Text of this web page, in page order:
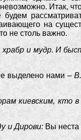
Итак,
на
не столь важно.
и мудр. И
выделено нами –
киевским, кто
и Дирови: Вы неста